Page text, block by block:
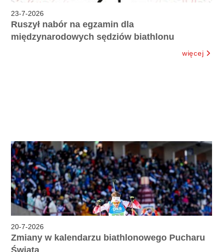
23-7-2026
Ruszył nabór na egzamin dla
międzynarodowych sędziów biathlonu
więcej
20-7-2026
Zmiany w kalendarzu biathlonowego Pucharu
Świata